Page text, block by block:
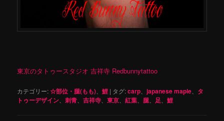
東京のタトゥースタジオ 吉祥寺 Redbunnytattoo
カテゴリー:☆部位・腿(もも) 、鯉 | タグ:carp 、japanese maple
タ
トゥーデザイン 、刺青 、吉祥寺 、東京 、紅葉 腿 足 、鯉